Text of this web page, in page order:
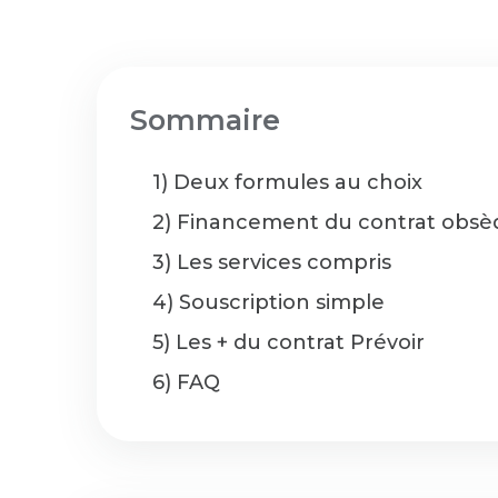
Sommaire
1) Deux formules au choix
2) Financement du contrat
3) Les services compris
4) Souscription simple
5) Les + du contrat Prévoir
6) FAQ